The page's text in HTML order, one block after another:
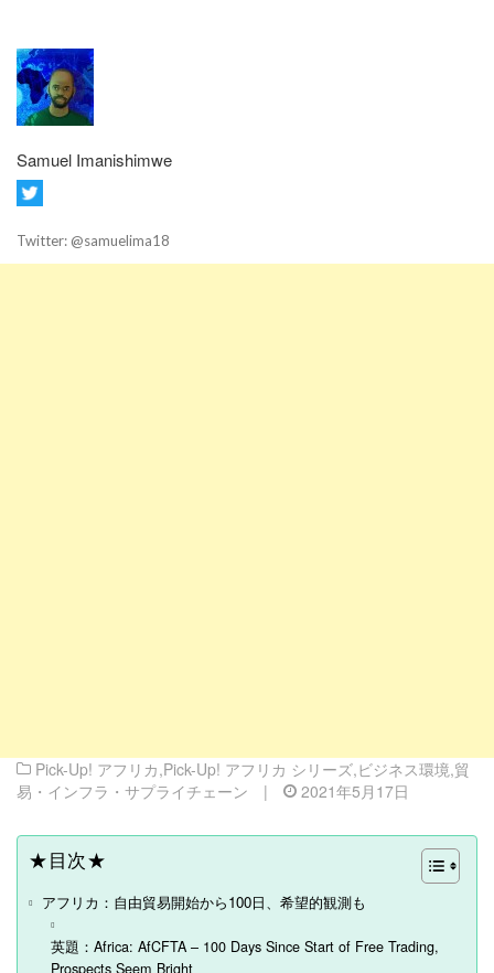
Samuel Imanishimwe
Twitter: @samuelima18
Pick-Up! アフリカ,Pick-Up! アフリカ シリーズ,ビジネス環境,貿
易・インフラ・サプライチェーン
| 2021年5月17日
★目次★
アフリカ：自由貿易開始から100日、希望的観測も
英題：Africa: AfCFTA – 100 Days Since Start of Free Trading,
Prospects Seem Bright